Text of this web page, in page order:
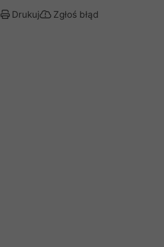
Drukuj Zgłoś błąd